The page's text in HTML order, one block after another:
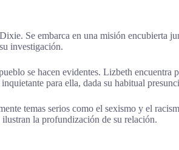
Se embarca en una misión encubierta
investigación.
se hacen evidentes. Lizbeth
para ella, dada su habitual
temas serios como el sexismo y el
la profundización de su relación.